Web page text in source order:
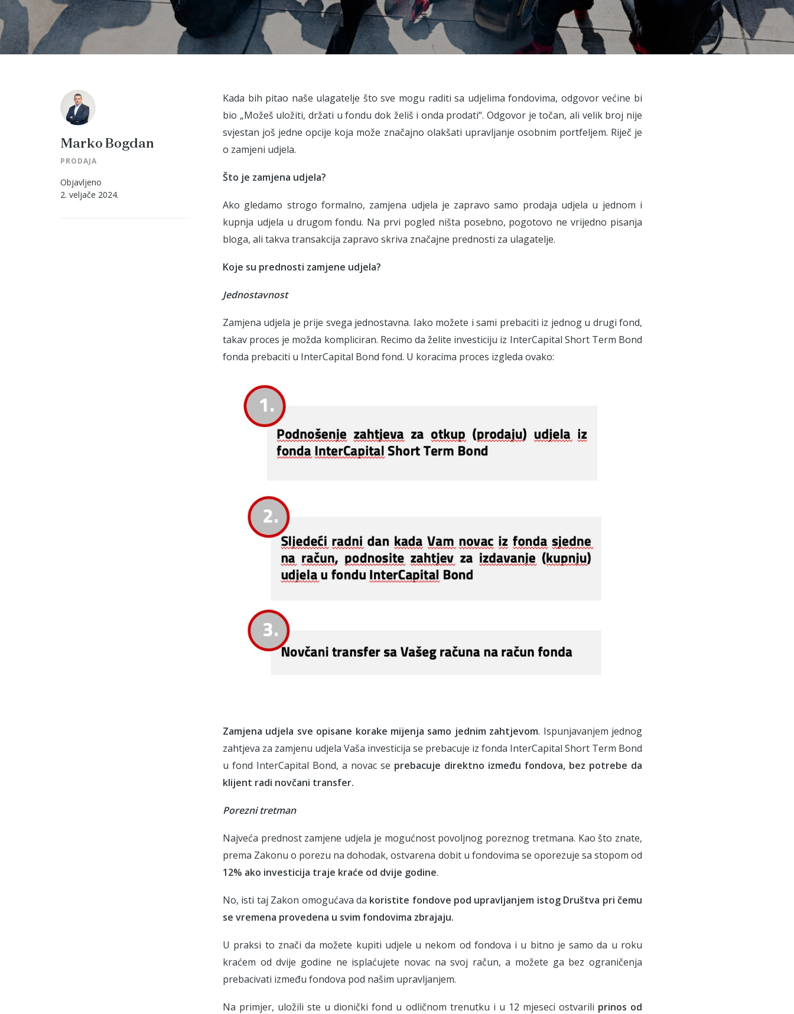
Kada bih pitao naše ulagatelje što sve mogu raditi sa udjelima fondovima, odgovor većine bi
bio „Možeš uložiti, držati u fondu dok želiš i onda prodati“. Odgovor je točan, ali velik broj nije
svjestan još jedne opcije koja može značajno olakšati upravljanje osobnim portfeljem. Riječ je
o zamjeni udjela.
Što je zamjena udjela?
Ako gledamo strogo formalno, zamjena udjela je zapravo samo prodaja udjela u jednom i
kupnja udjela u drugom fondu. Na prvi pogled ništa posebno, pogotovo ne vrijedno pisanja
bloga, ali takva transakcija zapravo skriva značajne prednosti za ulagatelje.
Koje su prednosti zamjene udjela?
Jednostavnost
Zamjena udjela je prije svega jednostavna. Iako možete i sami prebaciti iz jednog u drugi fond,
takav proces je možda kompliciran. Recimo da želite investiciju iz InterCapital Short Term Bond
fonda prebaciti u InterCapital Bond fond. U koracima proces izgleda ovako:
Zamjena udjela sve opisane korake mijenja samo jednim zahtjevom. Ispunjavanjem jednog
zahtjeva za zamjenu udjela Vaša investicija se prebacuje iz fonda InterCapital Short Term Bond
u fond InterCapital Bond, a novac se prebacuje direktno između fondova, bez potrebe da
klijent radi novčani transfer.
Porezni tretman
Najveća prednost zamjene udjela je mogućnost povoljnog poreznog tretmana. Kao što znate,
prema Zakonu o porezu na dohodak, ostvarena dobit u fondovima se oporezuje sa stopom od
12% ako investicija traje kraće od dvije godine.
No, isti taj Zakon omogućava da koristite fondove pod upravljanjem istog Društva pri čemu
se vremena provedena u svim fondovima zbrajaju.
U praksi to znači da možete kupiti udjele u nekom od fondova i u bitno je samo da u roku
kraćem od dvije godine ne isplaćujete novac na svoj račun, a možete ga bez ograničenja
prebacivati između fondova pod našim upravljanjem.
Na primjer, uložili ste u dionički fond u odličnom trenutku i u 12 mjeseci ostvarili prinos od
Marko Bogdan
PRODAJA
Objavljeno
2. veljače 2024.